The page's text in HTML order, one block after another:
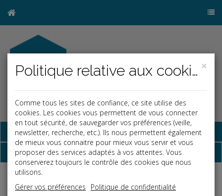
Base documentaire
Dépêches
Liste des dernières dépêches
×
Politique relative aux cookies
Comme tous les sites de confiance, ce site utilise des
cookies. Les cookies vous permettent de vous connecter
en tout sécurité, de sauvegarder vos préférences (veille,
newsletter, recherche, etc.). Ils nous permettent également
de mieux vous connaitre pour mieux vous servir et vous
proposer des services adaptés à vos attentes. Vous
conserverez toujours le contrôle des cookies que nous
utilisons.
Gérer vos préférences
Politique de confidentialité